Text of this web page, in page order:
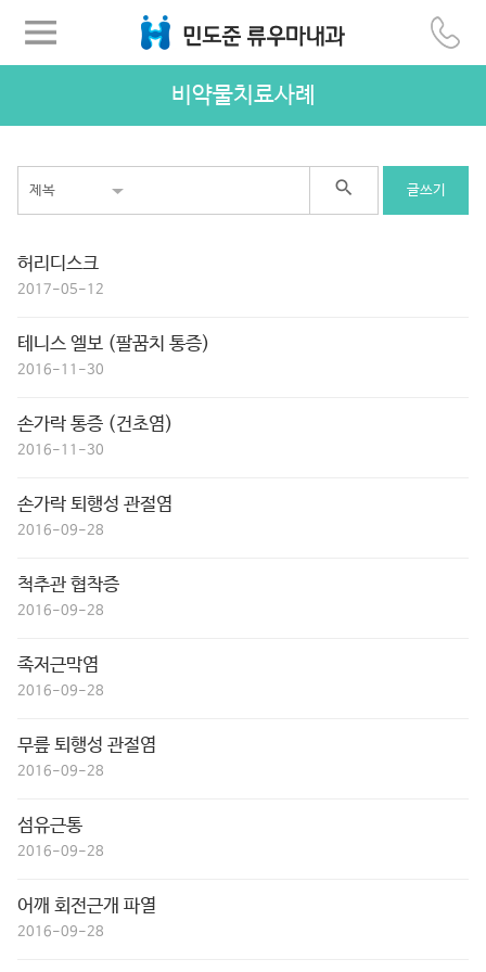
비약물치료사례
 글쓰기
허리디스크
2017-05-12
테니스 엘보 (팔꿈치 통증)
2016-11-30
손가락 통증 (건초염)
2016-11-30
손가락 퇴행성 관절염
2016-09-28
척추관 협착증
2016-09-28
족저근막염
2016-09-28
무릎 퇴행성 관절염
2016-09-28
섬유근통
2016-09-28
어깨 회전근개 파열
2016-09-28